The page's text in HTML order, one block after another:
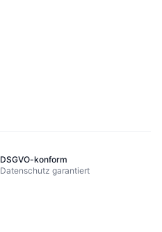
DSGVO-konform
Datenschutz garantiert